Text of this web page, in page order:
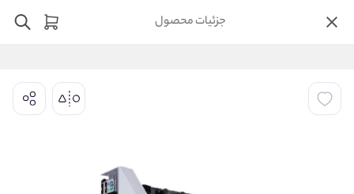
جزئیات محصول